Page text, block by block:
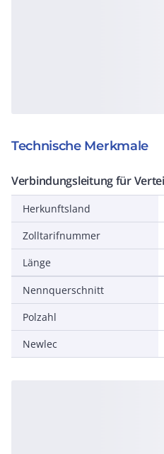
Technische Merkmale
Verbindungsleitung für
Herkunftsland
Zolltarifnummer
Länge
Nennquerschnitt
Polzahl
Newlec